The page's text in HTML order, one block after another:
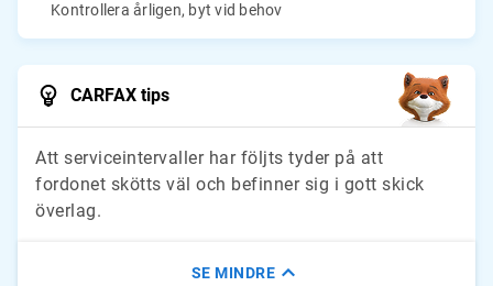
Kontrollera årligen, byt vid behov
CARFAX tips
Att serviceintervaller har följts tyder på att
fordonet skötts väl och befinner sig i gott skick
överlag.
SE MINDRE